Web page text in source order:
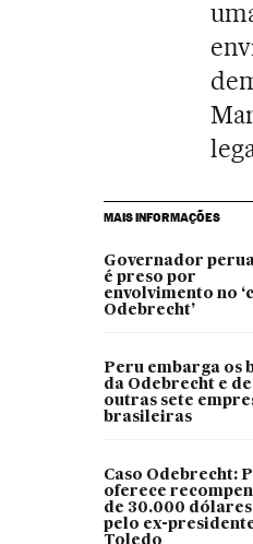
MAIS INFORMAÇÕES
Governador
é preso por
envolvimento no
Odebrecht’
Peru embarga os
da Odebrecht e de
outras sete
brasileiras
Caso Odebrecht:
oferece
de 30.000 dólares
pelo ex-
Toledo